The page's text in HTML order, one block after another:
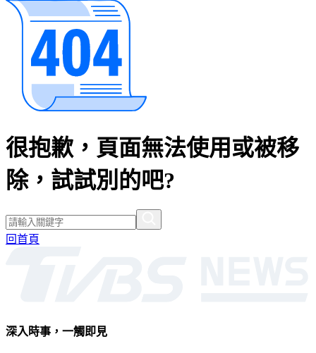
很抱歉，頁面無法使用或被移
除，試試別的吧?
回首頁
深入時事，一觸即見